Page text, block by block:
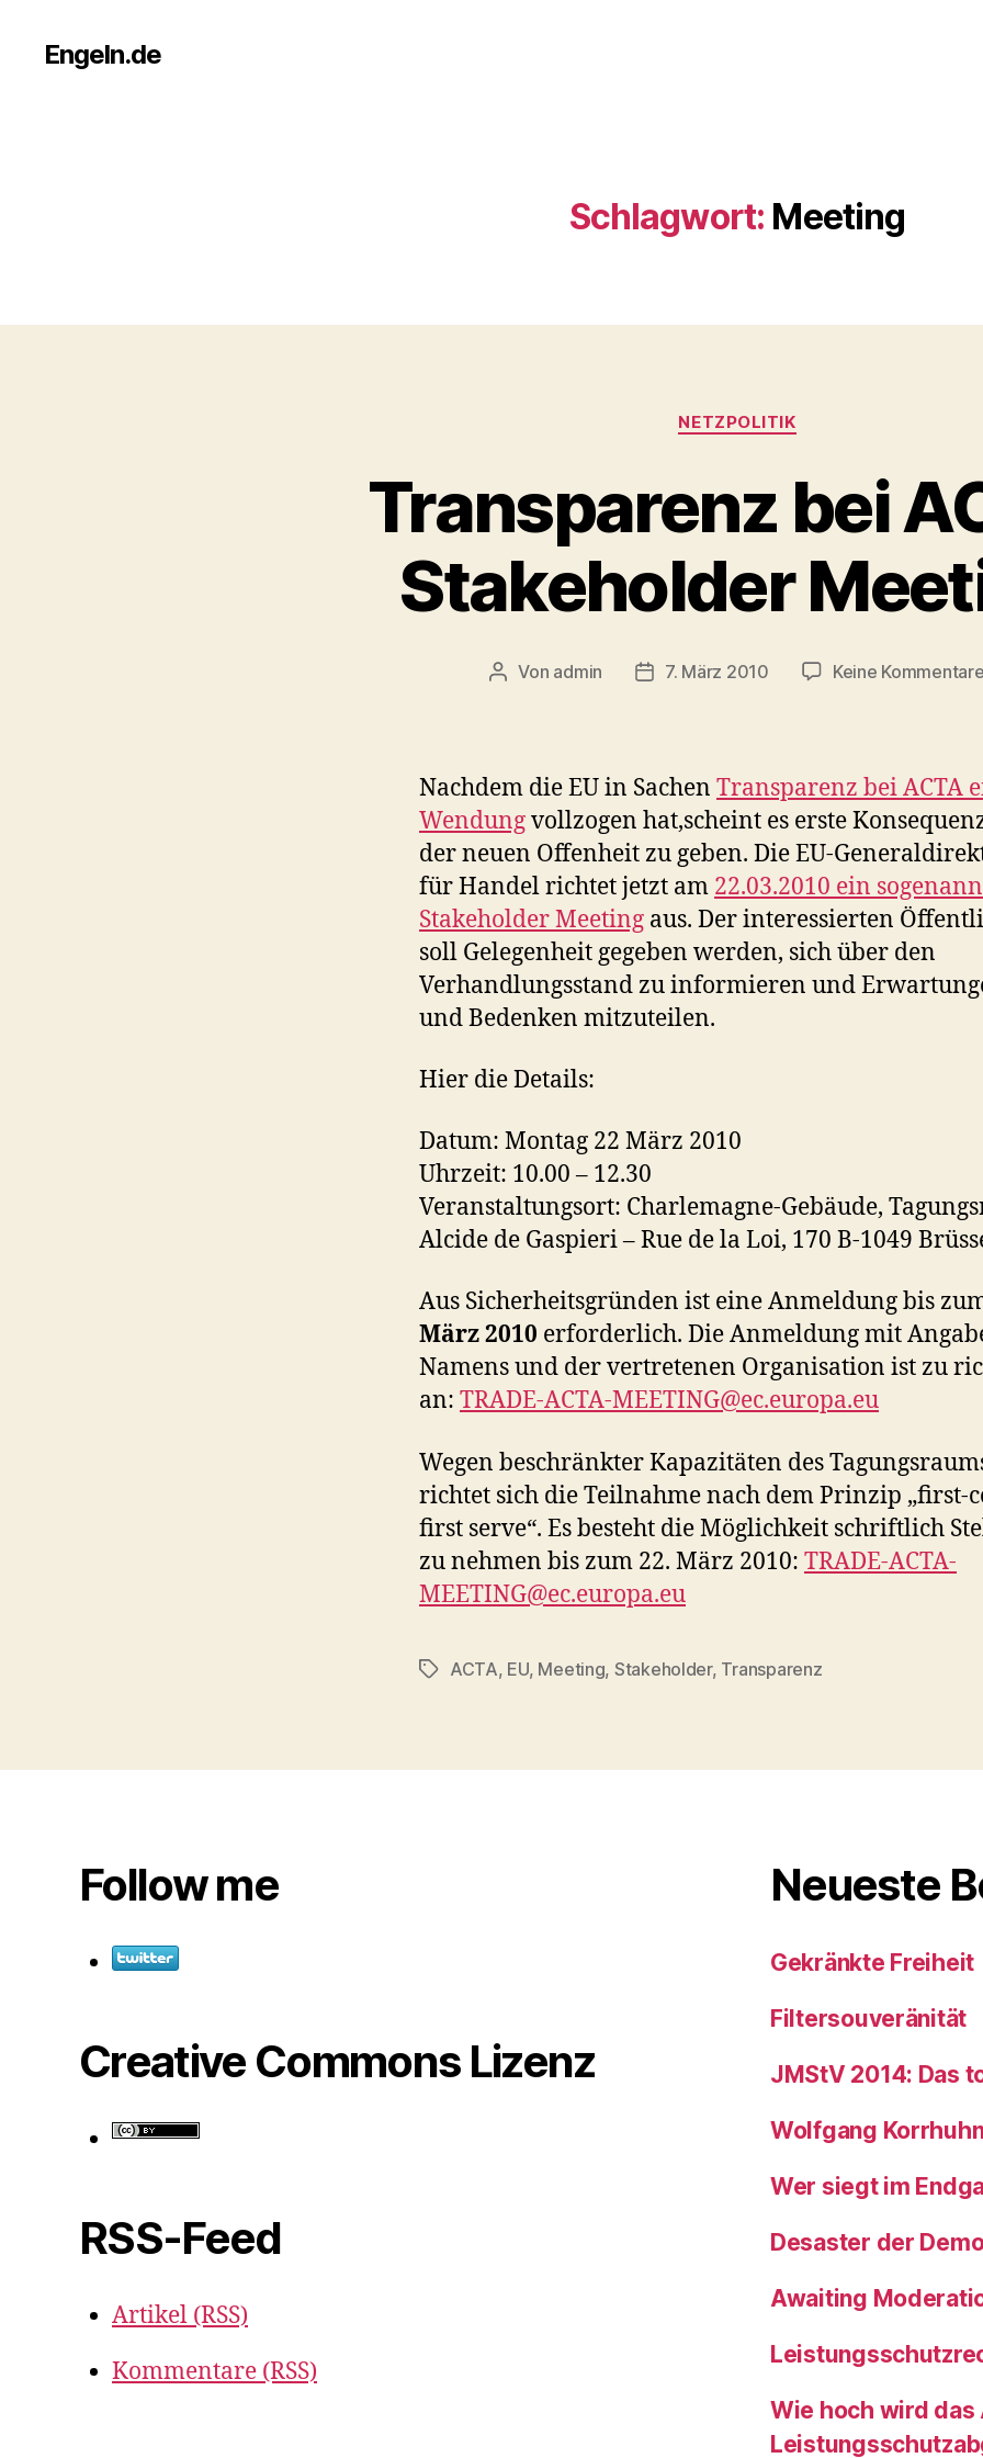
Engeln.de
Schlagwort: Meeting
Kategorien
NETZPOLITIK
Transparenz bei
Stakeholder
Beitragsautor
Von admin Veröffentlichungsdatum
7. März 2010 Keine Kommentare
Nachdem die EU in Sachen Transparenz bei ACTA
Wendungvollzogen hat,scheint es erste
der neuen Offenheit zu geben. Die EU-
für Handel richtet jetzt am 22.03.2010 ein
Stakeholder Meeting aus. Der interessierten
soll Gelegenheit gegeben werden, sich über den
Verhandlungsstand zu informieren und
und Bedenken mitzuteilen.
Hier die Details:
Datum: Montag 22 März 2010
Uhrzeit: 10.00 – 12.30
Veranstaltungsort: Charlemagne-Gebäude,
Alcide de Gaspieri – Rue de la Loi, 170 B-1049
Aus Sicherheitsgründen ist eine Anmeldung bis
März 2010 erforderlich. Die Anmeldungmit
Namens und der vertretenen Organisation ist zu
an: TRADE-ACTA-MEETING@ec.europa.eu
Wegen beschränkter Kapazitäten des
richtet sich die Teilnahme nach dem Prinzip „first-
first serve“. Es besteht die Möglichkeit schriftlich
zu nehmen bis zum 22. März 2010: TRADE-ACTA-
MEETING@ec.europa.eu
Schlagwörter
ACTA, EU, Meeting, Stakeholder, Transparenz
Follow me
Creative Commons Lizenz
RSS-Feed
Artikel (RSS)
Kommentare (RSS)
Neueste
Gekränkte Freiheit
Filtersouveränität
JMStV 2014: Das
Wolfgang
Wer siegt im
Desaster der
Awaiting
Wie hoch wird das